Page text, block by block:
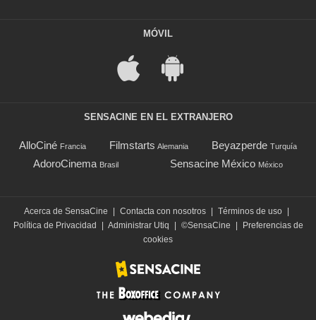
MÓVIL
SENSACINE EN EL EXTRANJERO
AlloCiné Francia Filmstarts Alemania Beyazperde Turquía
AdoroCinema Brasil Sensacine México México
Acerca de SensaCine Contacta con nosotros Términos de uso
Política de Privacidad
Administrar Utiq ©SensaCine
Preferencias de
cookies